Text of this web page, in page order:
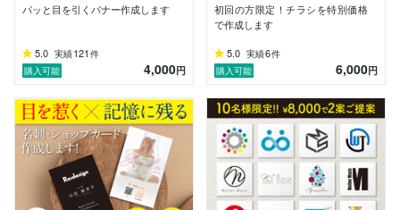
パッと目を引くバナー作成します
5.0 実績121 件
購入可能
4,000円
初回の方限定！チラシを特別価格
で作成します
5.0 実績6件
購入可能
6,000円